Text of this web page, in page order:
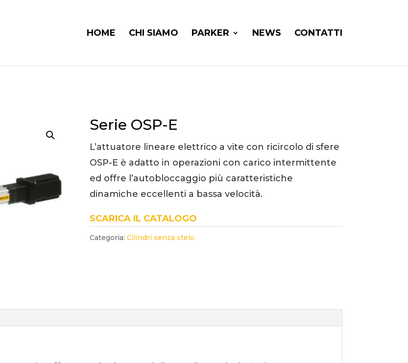
HOME CHI SIAMO PARKER NEWS CONTATTI
Serie OSP-E
L’attuatore lineare elettrico a vite con ricircolo di sfere
OSP-E è adatto in operazioni con carico intermittente
ed offre l’autobloccaggio più caratteristiche
dinamiche eccellenti a bassa velocità.
SCARICA IL CATALOGO
Categoria: Cilindri senza stelo